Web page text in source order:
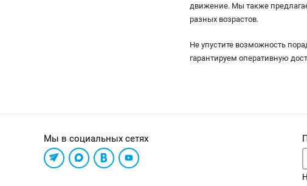
движение. Мы также
разных возрастов.
Не упустите возможность
гарантируем оперативную
Мы в социальных сетях